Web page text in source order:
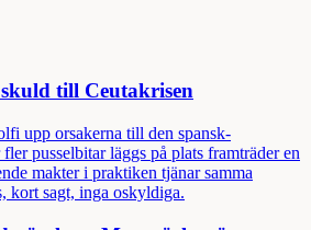
till Ceutakrisen
upp orsakerna till den spansk-
pusselbitar läggs på plats framträder en
makter i praktiken tjänar samma
kort sagt, inga oskyldiga.